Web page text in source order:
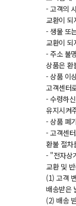
- 고객의
교환이 되
- 생물 또
교환이 되
- 주소 불
상품은 환
- 상품 이
고객센터
- 수령하
유지시켜
- 상품 폐
- 고객센
환불 절차
- "전자상
교환 및
(1) 고객
배송받은
(2) 배송